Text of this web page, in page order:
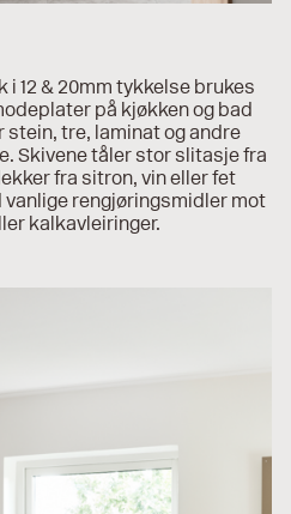
12 & 20mm tykkelse brukes
på kjøkken og bad
tre, laminat og andre
Skivene tåler stor slitasje fra
fra sitron, vin eller fet
vanlige rengjøringsmidler mot
kalkavleiringer.